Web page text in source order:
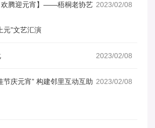
2023/02/08
欢腾迎元宵】——梧桐老协艺
元”文艺汇演
2023/02/08
2023/02/08
节庆元宵” 构建邻里互动互助